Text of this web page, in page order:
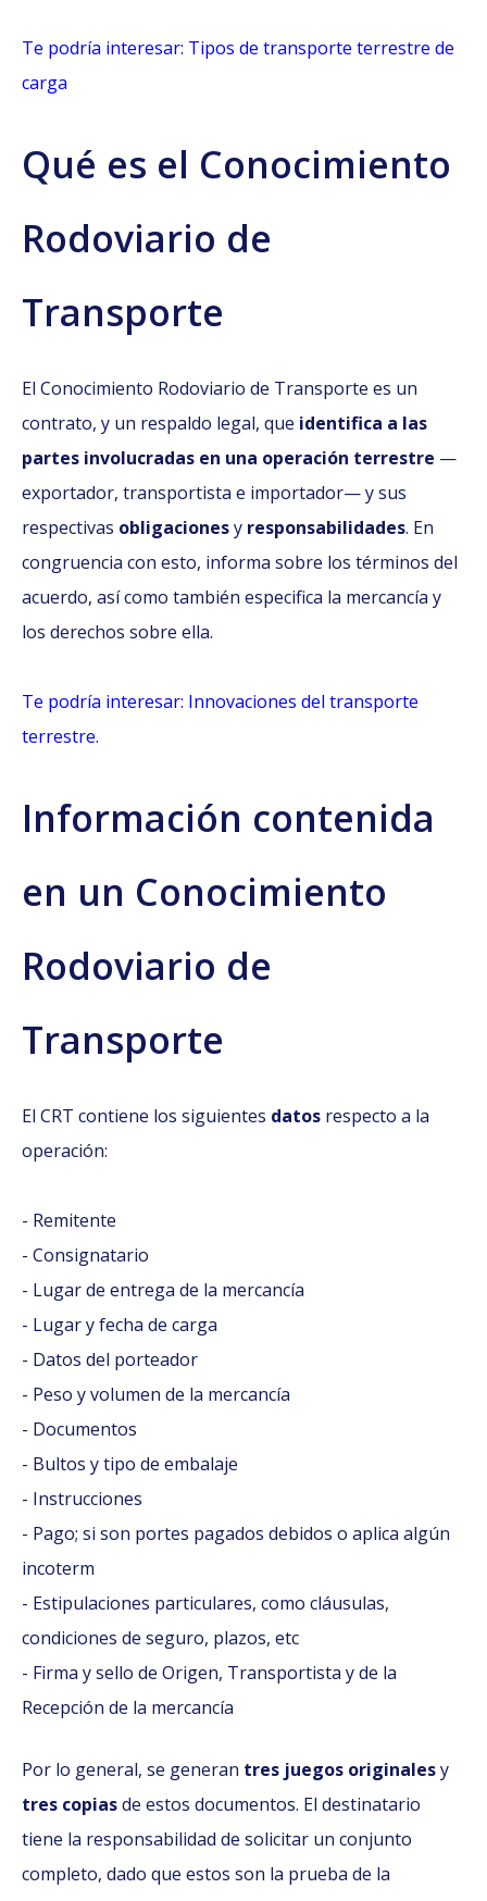
Te podría interesar: Tipos de transporte terrestre de
carga
Qué es el Conocimiento
Rodoviario de
Transporte
El Conocimiento Rodoviario de Transporte es un
contrato, y un respaldo legal, que identifica a las
partes involucradas en una operación terrestre —
exportador, transportista e importador— y sus
respectivas obligacionesy responsabilidades. En
congruencia con esto, informa sobre los términos del
acuerdo, así como también especifica la mercancía y
los derechos sobre ella.
Te podría interesar: Innovaciones del transporte
terrestre.
Información contenida
en un Conocimiento
Rodoviario de
Transporte
El CRT contiene los siguientes datos respecto a la
operación:
- Remitente
- Consignatario
- Lugar de entrega de la mercancía
- Lugar y fecha de carga
- Datos del porteador
- Peso y volumen de la mercancía
- Documentos
- Bultos y tipo de embalaje
- Instrucciones
- Pago; si son portes pagados debidos o aplica algún
incoterm
- Estipulaciones particulares, como cláusulas,
condiciones de seguro, plazos, etc
- Firma y sello de Origen, Transportista y de la
Recepción de la mercancía
Por lo general, se generan tres juegos originalesy
tres copiasde estos documentos. El destinatario
tiene la responsabilidad de solicitar un conjunto
completo, dado que estos son la prueba de la